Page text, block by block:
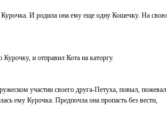
И родила она ему еще одну Кошечку. На свою
и отправил Кота на каторгу.
участии своего друга-Петуха, повыл, пожевал
ему Курочка. Предпочла она пропасть без вести,